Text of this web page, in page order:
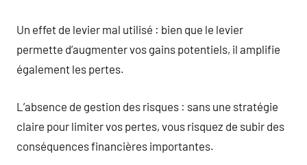
Un effet de levier mal utilisé : bien que le levier
permette d’augmenter vos gains potentiels, il amplifie
également les pertes.
L’absence de gestion des risques : sans une stratégie
claire pour limiter vos pertes, vous risquez de subir des
conséquences financières importantes.